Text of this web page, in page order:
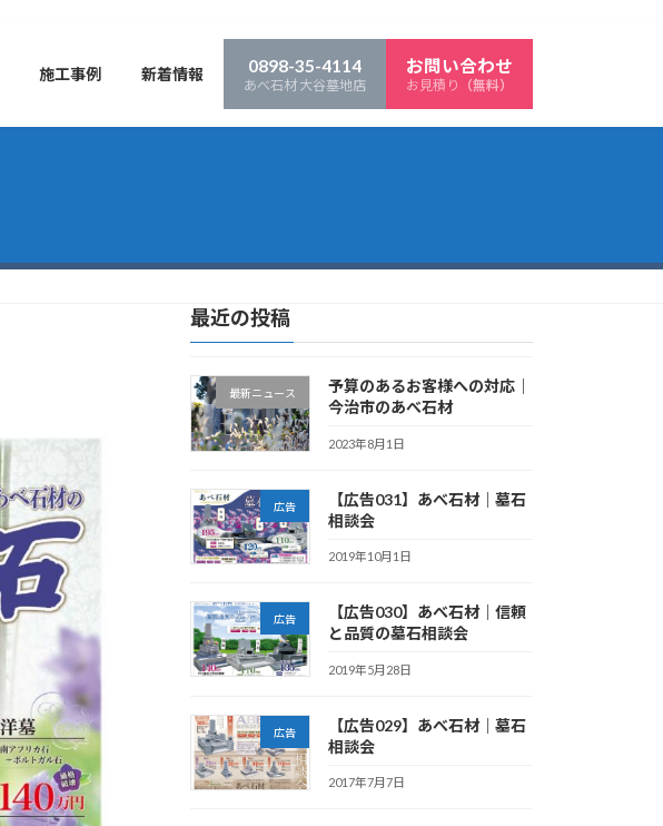
施工事例 新着情報 0898-35-4114
あべ石材 大谷墓地店
お問い合わせ
お見積り
最近の投稿
最新ニュース
予算のあるお客様への対応｜
今治市のあべ石材
2023年8月1日
広告
【広告031】あべ石材｜墓石
相談会
2019年10月1日
広告
【広告030】あべ石材｜信頼
と品質の墓石相談会
2019年5月28日
広告
【広告029】あべ石材｜墓石
相談会
2017年7月7日